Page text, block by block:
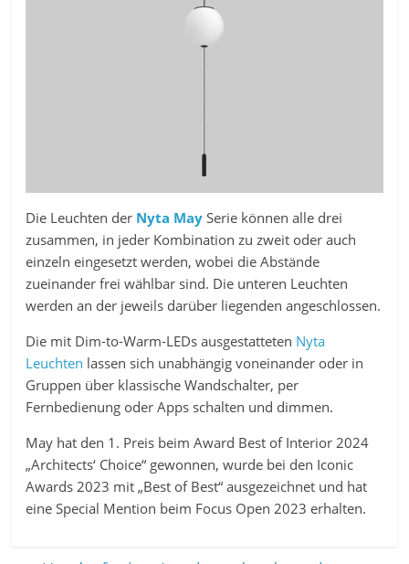
Die Leuchten der Nyta May Serie können alle drei
zusammen, in jeder Kombination zu zweit oder auch
einzeln eingesetzt werden, wobei die Abstände
zueinander frei wählbar sind. Die unteren Leuchten
werden an der jeweils darüber liegenden angeschlossen.
Die mit Dim-to-Warm-LEDs ausgestatteten Nyta
Leuchten lassen sich unabhängig voneinander oder in
Gruppen über klassische Wandschalter, per
Fernbedienung oder Apps schalten und dimmen.
May hat den 1. Preis beim Award Best of Interior 2024
„Architects‘ Choice“ gewonnen, wurde bei den Iconic
Awards 2023 mit „Best of Best“ ausgezeichnet und hat
eine Special Mention beim Focus Open 2023 erhalten.